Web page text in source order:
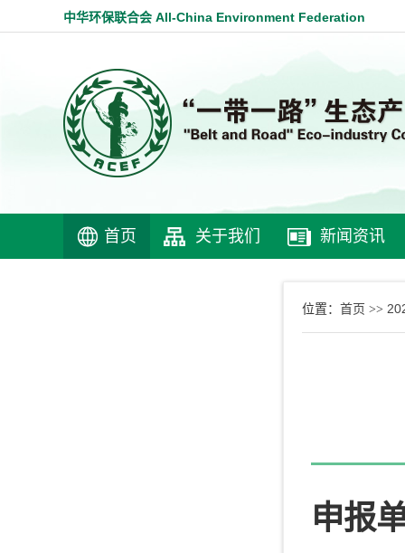
中华环保联合会 All-China Environment Federation
首页 关于我们 新闻资讯
位置： 首页 >>
申报